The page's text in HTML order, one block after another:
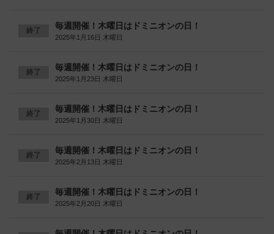
終了 毎週開催！木曜日はドミニオンの日！
2025年1月16日 木曜日
終了 毎週開催！木曜日はドミニオンの日！
2025年1月23日 木曜日
終了 毎週開催！木曜日はドミニオンの日！
2025年1月30日 木曜日
終了 毎週開催！木曜日はドミニオンの日！
2025年2月13日 木曜日
終了 毎週開催！木曜日はドミニオンの日！
2025年2月20日 木曜日